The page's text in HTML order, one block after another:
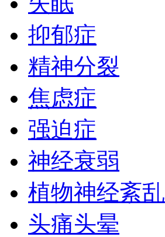
抑郁症
精神分裂
焦虑症
强迫症
神经衰弱
植物神经紊乱
头痛头晕